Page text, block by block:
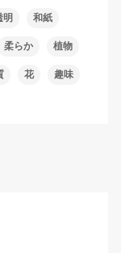
明 和紙
柔らか 植物
花 趣味